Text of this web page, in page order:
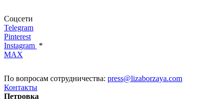
Соцсети
Telegram
Pinterest
Instagram *
MAX
По вопросам сотрудничества: press@lizaborzaya.com
Контакты
Петровка